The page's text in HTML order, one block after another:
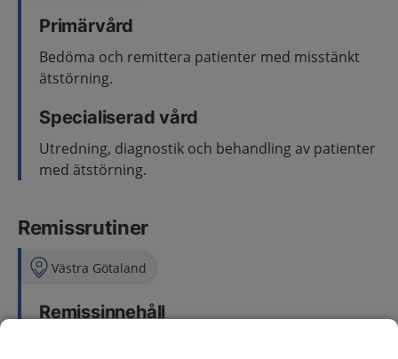
Primärvård
Bedöma och remittera patienter med misstänkt
ätstörning.
Specialiserad vård
Utredning, diagnostik och behandling av patienter
med ätstörning.
Remissrutiner
Västra Götaland
Remissinnehåll